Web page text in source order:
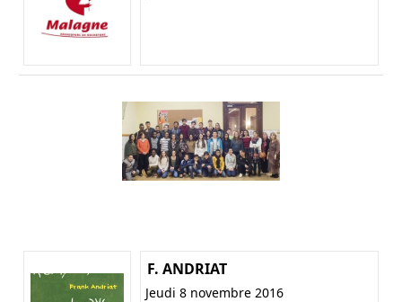
F. ANDRIAT
Jeudi 8 novembre 2016